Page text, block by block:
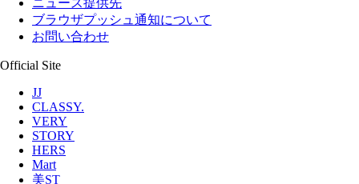
ブラウザプッシュ通知について
お問い合わせ
Official Site
JJ
CLASSY.
VERY
STORY
HERS
Mart
美ST